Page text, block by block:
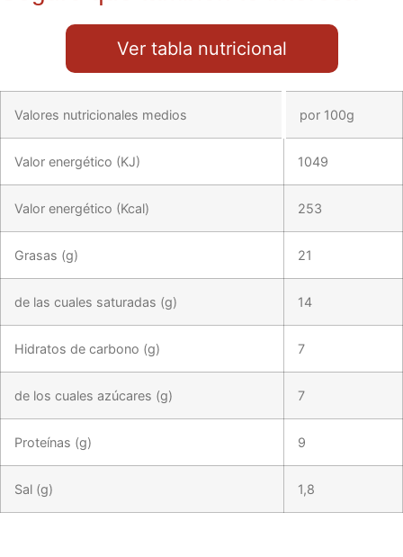
Ver tabla nutricional
Valores nutricionales medios por 100g
Valor energético (KJ) 1049
Valor energético (Kcal) 253
Grasas (g) 21
de las cuales saturadas (g) 14
Hidratos de carbono (g) 7
de los cuales azúcares (g) 7
Proteínas (g) 9
Sal (g) 1,8